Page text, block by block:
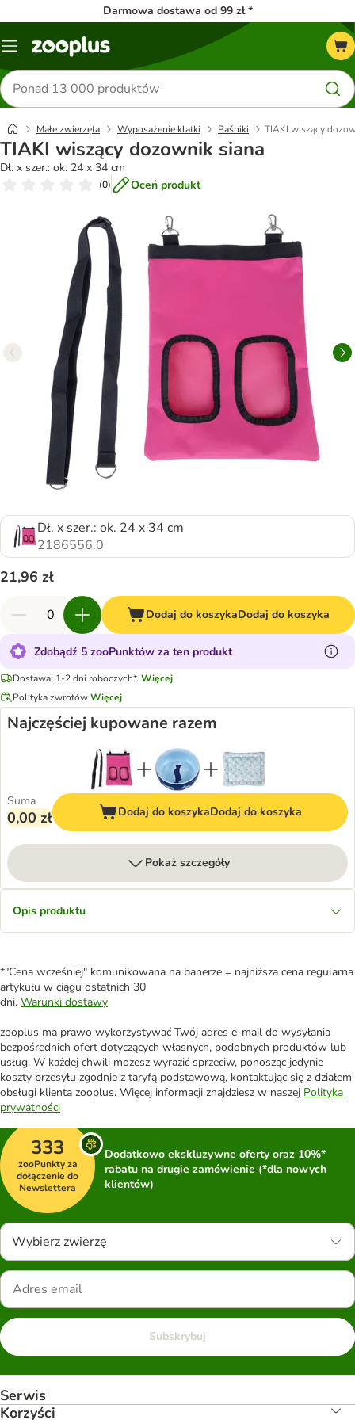
Darmowa dostawa od 99 zł *
Menu
Szukaj
produktów
Małe zwierzęta Wyposażenie klatki Paśniki TIAKI wiszący
TIAKI wiszący dozownik siana
Dł. x szer.: ok. 24 x 34 cm
(0) Oceń produkt
Dł. x szer.: ok. 24 x 34 cm
2186556.0
21,96 zł
Dodaj do koszykaDodaj do koszyka
Zdobądź 5 zooPunktów za ten produkt
Dostawa: 1-2 dni roboczych*. Więcej
Polityka zwrotówWięcej
Najczęściej kupowane razem
Suma
0,00 zł Dodaj do koszykaDodaj do koszyka
Pokaż szczegóły
Opis produktu
*"Cena wcześniej" komunikowana na banerze = najniższa cena regularna
artykułu w ciągu ostatnich 30
dni. Warunki dostawy
zooplus ma prawo wykorzystywać Twój adres e-mail do wysyłania
bezpośrednich ofert dotyczących własnych, podobnych produktów lub
usług. W każdej chwili możesz wyrazić sprzeciw, ponosząc jedynie
koszty przesyłu zgodnie z taryfą podstawową, kontaktując się z działem
obsługi klienta zooplus. Więcej informacji znajdziesz w naszej Polityka
prywatności
333
zooPunkty za
dołączenie do
Newslettera
Dodatkowo ekskluzywne oferty oraz 10%*
rabatu na drugie zamówienie (*dla nowych
klientów)
Wybierz zwierzę
Subskrybuj
Serwis
Korzyści